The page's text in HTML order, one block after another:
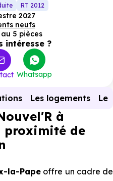
RT 2012
2027
neufs
5 pièces
intéresse ?
Whatsapp
Les logements Le
à
proximité de
la-Pape offre un cadre de